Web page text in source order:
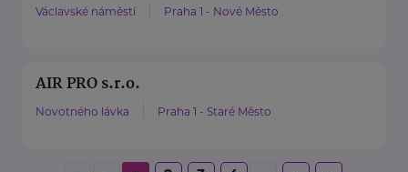
Václavské náměstí Praha 1 - Nové Město
AIR PRO s.r.o.
Novotného lávka Praha 1 - Staré Město